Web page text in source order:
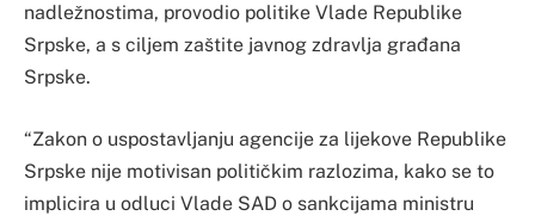
nadležnostima, provodio politike Vlade Republike
Srpske, a s ciljem zaštite javnog zdravlja građana
Srpske.
“Zakon o uspostavljanju agencije za lijekove Republike
Srpske nije motivisan političkim razlozima, kako se to
implicira u odluci Vlade SAD o sankcijama ministru